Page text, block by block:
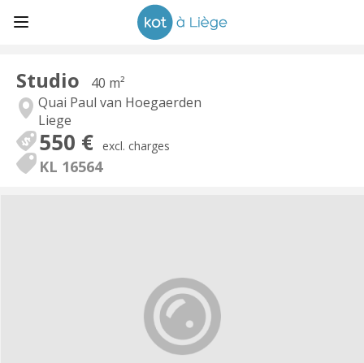
Studio
40 m²
Quai Paul van Hoegaerden
Liege
550 € excl. charges
KL 16564